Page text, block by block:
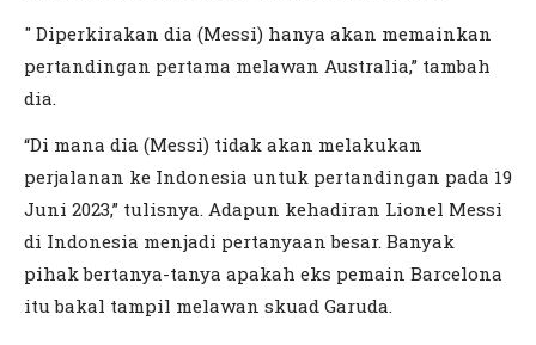
" Diperkirakan dia (Messi) hanya akan memainkan
pertandingan pertama melawan Australia,” tambah
dia.
“Di mana dia (Messi) tidak akan melakukan
perjalanan ke Indonesia untuk pertandingan pada 19
Juni 2023,” tulisnya. Adapun kehadiran Lionel Messi
di Indonesia menjadi pertanyaan besar. Banyak
pihak bertanya-tanya apakah eks pemain Barcelona
itu bakal tampil melawan skuad Garuda.